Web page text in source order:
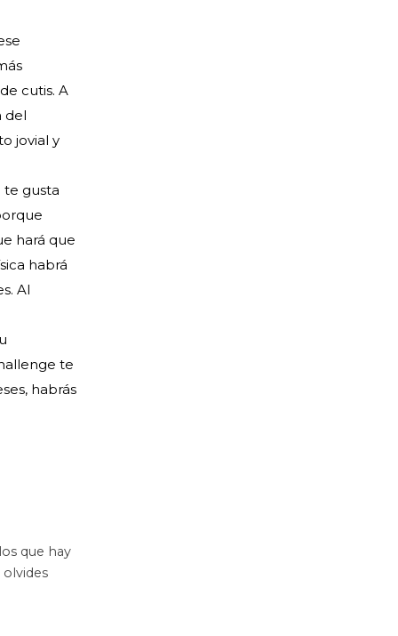
cutis. A
del
jovial y
te gusta
hará que
habrá
Al
te
habrás
que hay
olvides